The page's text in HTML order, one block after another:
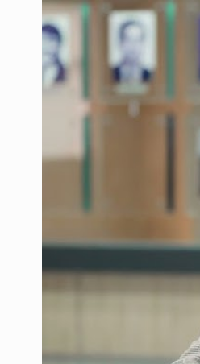
TRAGÉDIA: